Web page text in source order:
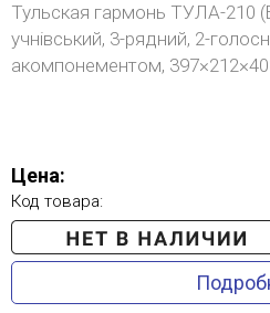
Тульская гармонь ТУЛА-210
учнівський, 3-рядний, 2-
акомпонементом,
Цена:
Код товара: